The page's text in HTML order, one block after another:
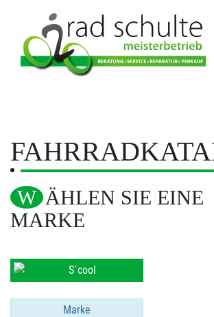
WÄHLEN SIE EINE
MARKE
Marke